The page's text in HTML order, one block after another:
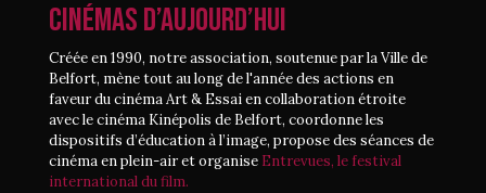
CINÉMAS D’AUJOURD’HUI
Créée en 1990, notre association, soutenue par la Ville de
Belfort, mène tout au long de l'année des actions en
faveur du cinéma Art & Essai en collaboration étroite
avec le cinéma Kinépolis de Belfort, coordonne les
dispositifs d’éducation à l’image, propose des séances de
cinéma en plein-air et organise Entrevues, le festival
international du film.